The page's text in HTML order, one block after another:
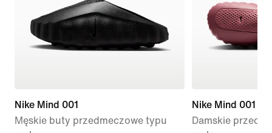
Nike Mind 001
Męskie buty przedmeczowe typu
Nike Mind 001
Damskie